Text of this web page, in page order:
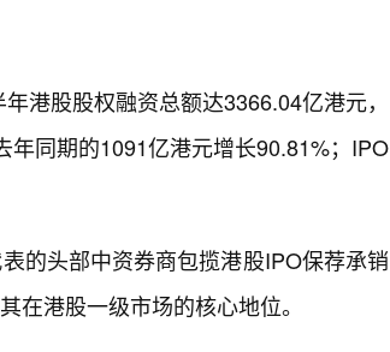
港股股权融资总额达3366.04亿港元，
同期的1091亿港元增长90.81%；IPO
的头部中资券商包揽港股IPO保荐承销
在港股一级市场的核心地位。